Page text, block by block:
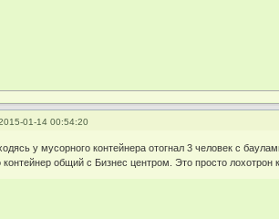
01-14 00:54:20
у мусорного контейнера отогнал 3 человек с
контейнер общий с Бизнес центром. Это просто лохотрон